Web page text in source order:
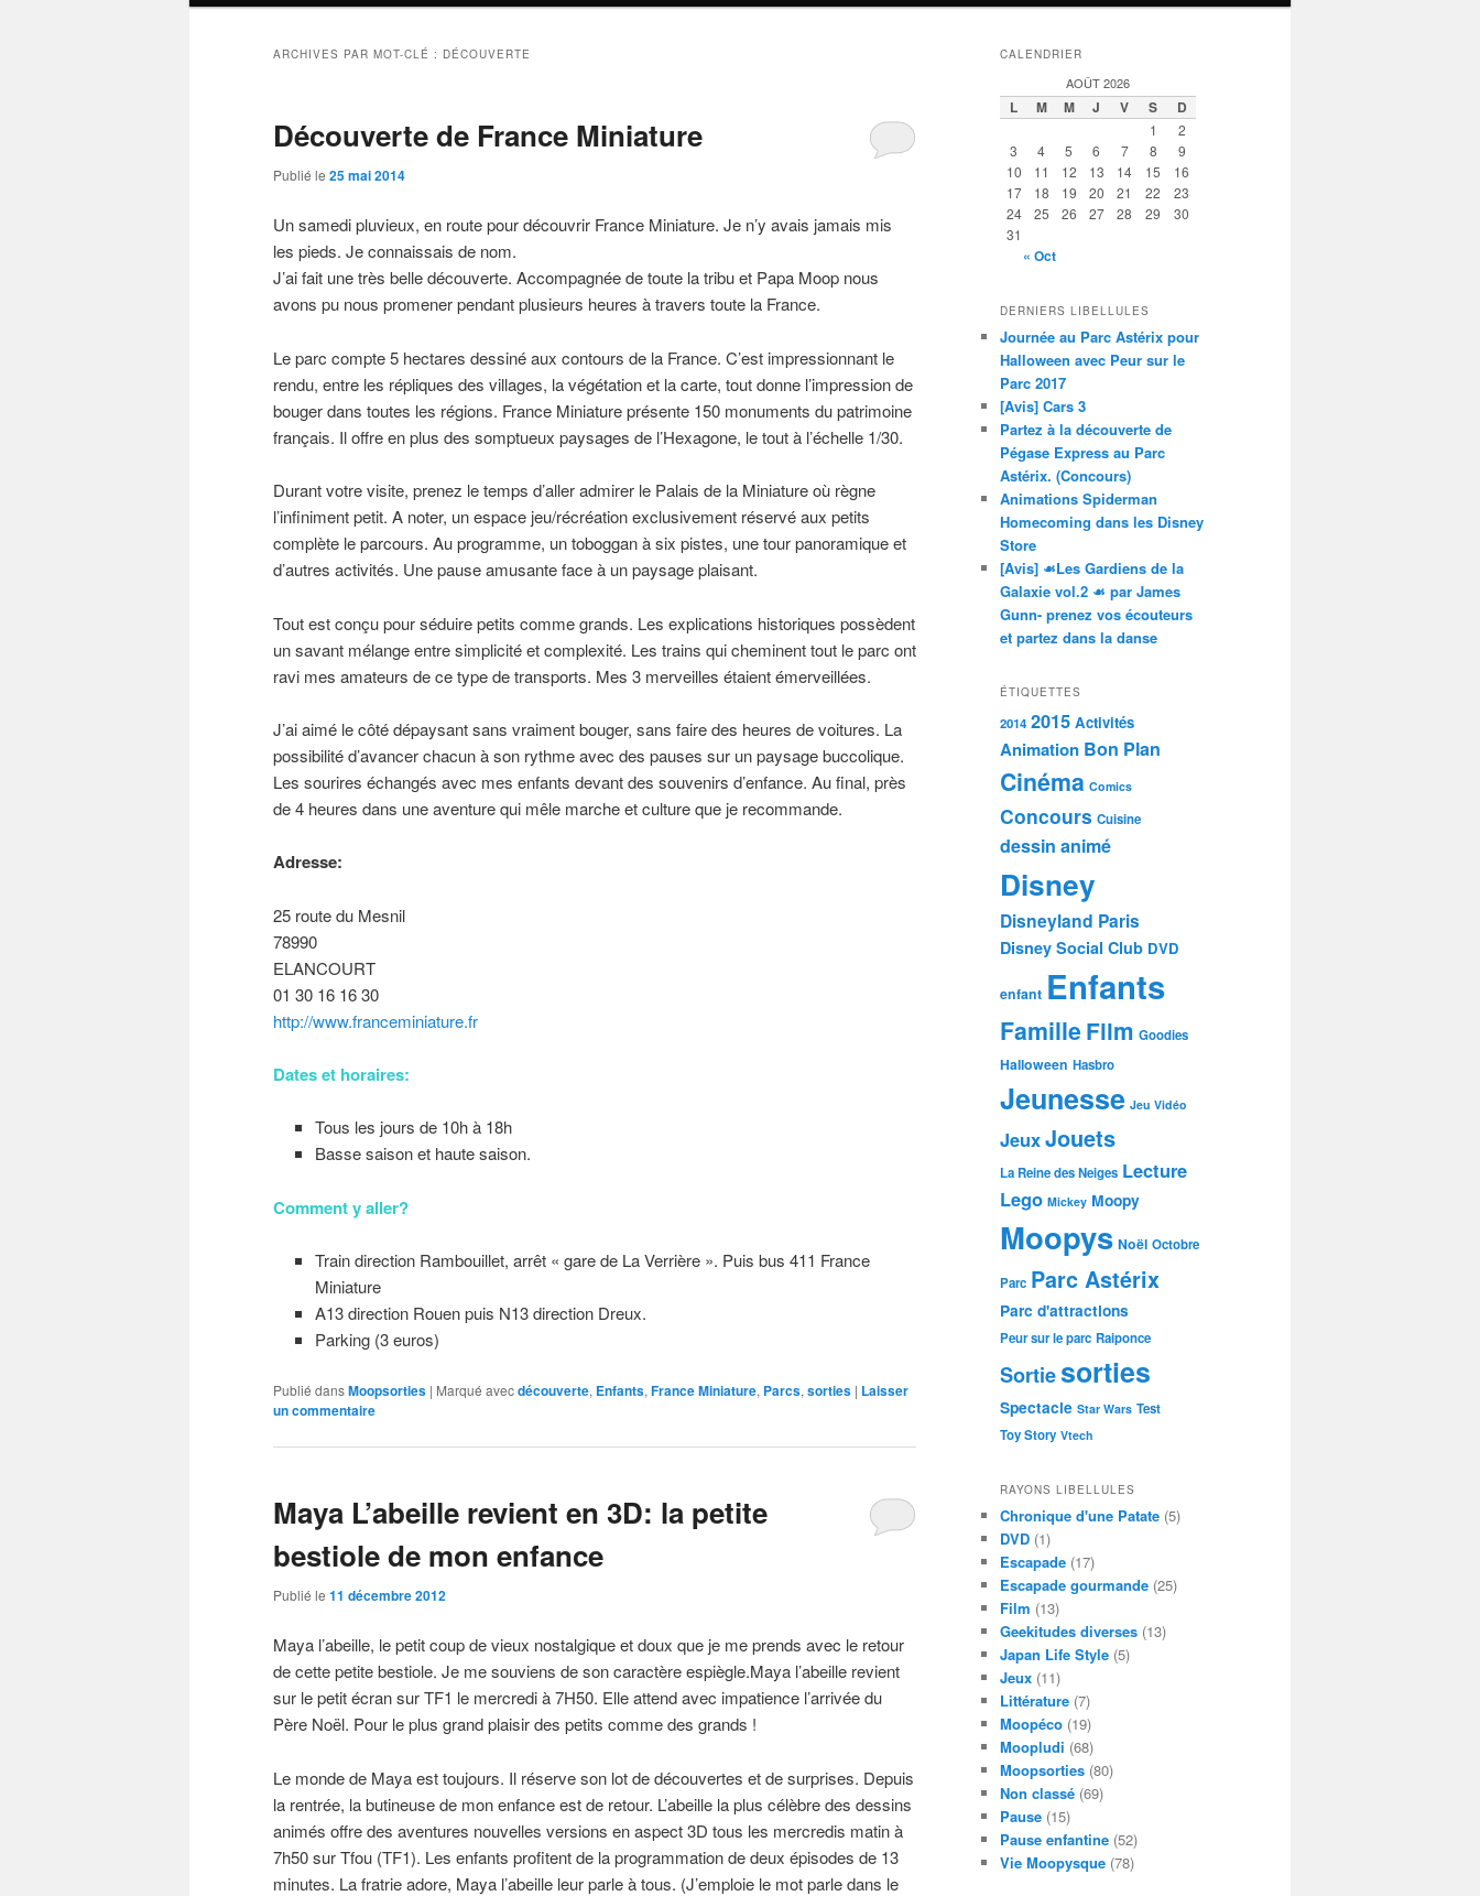
ARCHIVES PAR MOT-CLÉ : DÉCOUVERTE
Découverte de France Miniature
Publié le 25 mai 2014
Un samedi pluvieux, en route pour découvrir France Miniature. Je n’y avais jamais mis
les pieds. Je connaissais de nom.
J’ai fait une très belle découverte. Accompagnée de toute la tribu et Papa Moop nous
avons pu nous promener pendant plusieurs heures à travers toute la France.
Le parc compte 5 hectares dessiné aux contours de la France. C’est impressionnant le
rendu, entre les répliques des villages, la végétation et la carte, tout donne l’impression de
bouger dans toutes les régions. France Miniature présente 150 monuments du patrimoine
français. Il offre en plus des somptueux paysages de l’Hexagone, le tout à l’échelle 1/30.
Durant votre visite, prenez le temps d’aller admirer le Palais de la Miniature où règne
l’infiniment petit. A noter, un espace jeu/récréation exclusivement réservé aux petits
complète le parcours. Au programme, un toboggan à six pistes, une tour panoramique et
d’autres activités. Une pause amusante face à un paysage plaisant.
Tout est conçu pour séduire petits comme grands. Les explications historiques possèdent
un savant mélange entre simplicité et complexité. Les trains qui cheminent tout le parc ont
ravi mes amateurs de ce type de transports. Mes 3 merveilles étaient émerveillées.
J’ai aimé le côté dépaysant sans vraiment bouger, sans faire des heures de voitures. La
possibilité d’avancer chacun à son rythme avec des pauses sur un paysage buccolique.
Les sourires échangés avec mes enfants devant des souvenirs d’enfance. Au final, près
de 4 heures dans une aventure qui mêle marche et culture que je recommande.
Adresse:
25 route du Mesnil
78990
ELANCOURT
01 30 16 16 30
http://www.franceminiature.fr
Dates et horaires:
Tous les jours de 10h à 18h
Basse saison et haute saison.
Comment y aller?
Train direction Rambouillet, arrêt « gare de La Verrière ». Puis bus 411 France
Miniature
A13 direction Rouen puis N13 direction Dreux.
Parking (3 euros)
Publié dansMoopsorties | Marqué avecdécouverte, Enfants, France Miniature, Parcs, sorties | Laisser
un commentaire
Maya L’abeille revient en 3D: la petite
bestiole de mon enfance
Publié le 11 décembre 2012
Maya l’abeille, le petit coup de vieux nostalgique et doux que je me prends avec le retour
de cette petite bestiole. Je me souviens de son caractère espiègle.Maya l’abeille revient
sur le petit écran sur TF1 le mercredi à 7H50. Elle attend avec impatience l’arrivée du
Père Noël. Pour le plus grand plaisir des petits comme des grands !
Le monde de Maya est toujours. Il réserve son lot de découvertes et de surprises. Depuis
la rentrée, la butineuse de mon enfance est de retour. L’abeille la plus célèbre des dessins
animés offre des aventures nouvelles versions en aspect 3D tous les mercredis matin à
7h50 sur Tfou (TF1). Les enfants profitent de la programmation de deux épisodes de 13
minutes. La fratrie adore, Maya l’abeille leur parle à tous. (J’emploie le mot parle dans le
CALENDRIER
AOÛT 2026
L M M J V S D
1
2
3
4 5 6 7 8
9
10
11 12 13 14 15
16
17
18 19 20 21 22
23
24
25 26 27 28 29
30
31
« Oct
DERNIERS LIBELLULES
Journée au Parc Astérix pour
Halloween avec Peur sur le
Parc 2017
[Avis] Cars 3
Partez à la découverte de
Pégase Express au Parc
Astérix. (Concours)
Animations Spiderman
Homecoming dans les Disney
Store
[Avis] ☙Les Gardiens de la
Galaxie vol.2 ☙ par James
Gunn- prenez vos écouteurs
et partez dans la danse
ÉTIQUETTES
2014 2015 Activités
Animation Bon Plan
Cinéma Comics
Concours Cuisine
dessin animé
Disney
Disneyland Paris
Disney Social Club DVD
enfant Enfants
FamilleFilm Goodies
Halloween Hasbro
Jeunesse Jeu Vidéo
JeuxJouets
La Reine des Neiges Lecture
Lego Mickey Moopy
Moopys Noël Octobre
Parc Parc Astérix
Parc d'attractions
Peur sur le parc Raiponce
Sortiesorties
Spectacle Star Wars Test
Toy Story Vtech
RAYONS LIBELLULES
Chronique d'une Patate (5)
DVD (1)
Escapade (17)
Escapade gourmande (25)
Film (13)
Geekitudes diverses (13)
Japan Life Style (5)
Jeux (11)
Littérature (7)
Moopéco (19)
Moopludi (68)
Moopsorties (80)
Non classé (69)
Pause (15)
Pause enfantine (52)
Vie Moopysque (78)